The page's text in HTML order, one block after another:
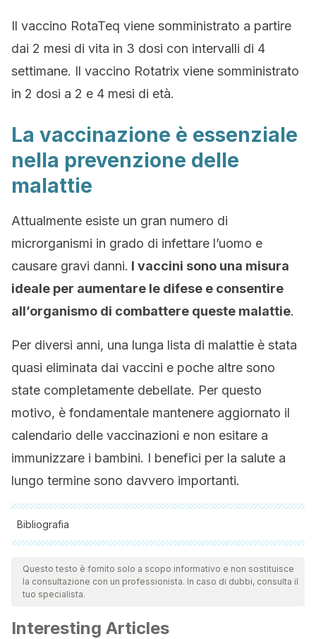
Il vaccino RotaTeq viene somministrato a partire
dai 2 mesi di vita in 3 dosi con intervalli di 4
settimane. Il vaccino Rotatrix viene somministrato
in 2 dosi a 2 e 4 mesi di età.
La vaccinazione è essenziale
nella prevenzione delle
malattie
Attualmente esiste un gran numero di
microrganismi in grado di infettare l’uomo e
causare gravi danni. I vaccini sono una misura
ideale per aumentare le difese e consentire
all’organismo di combattere queste malattie.
Per diversi anni, una lunga lista di malattie è stata
quasi eliminata dai vaccini e poche altre sono
state completamente debellate. Per questo
motivo, è fondamentale mantenere aggiornato il
calendario delle vaccinazioni e non esitare a
immunizzare i bambini. I benefici per la salute a
lungo termine sono davvero importanti.
Bibliografia
Tutte le fonti citate sono state esaminate a fondo dal nostro
team per garantirne la qualità, l'affidabilità, l'attualità e la
validità. La bibliografia di questo articolo è stata considerata
Cué M. Erradicación de la poliomielitis. Rev Cubana Farm.
Questo testo è fornito solo a scopo informativo e non sostituisce
la consultazione con un professionista. In caso di dubbi, consulta il
tuo specialista.
Interesting Articles